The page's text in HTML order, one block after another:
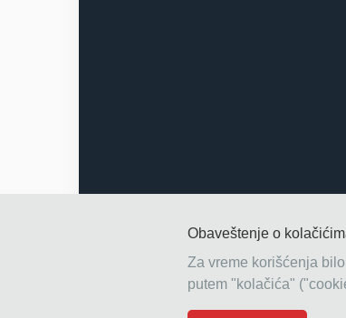
Klime Bijeljina – Prodaja,
Obaveštenje o
Za vreme korišćenja
putem "kolačića"